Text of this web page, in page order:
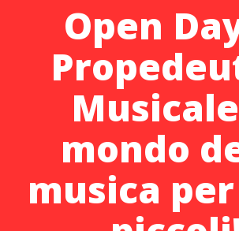
Open
mondo
musica